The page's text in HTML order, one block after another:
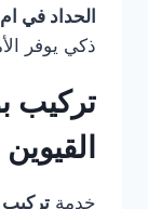
الحداد في
ذكي يوفر
تركيب
القيوين
خدمة تركيب